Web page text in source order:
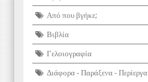
Από που βγήκε;
Βιβλία
Γελοιογραφία
Διάφορα - Παράξενα - Περίεργα